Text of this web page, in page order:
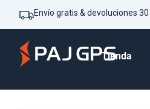
Envío gratis & devoluciones
Tienda